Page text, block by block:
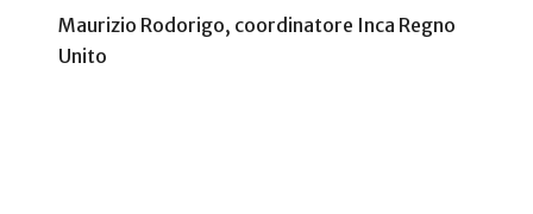
Maurizio Rodorigo, coordinatore Inca Regno
Unito